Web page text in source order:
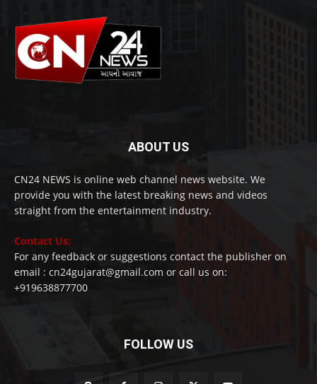
ABOUT US
CN24 NEWS is online web channel news website. We
provide you with the latest breaking news and videos
straight from the entertainment industry.
Contact Us:
For any feedback or suggestions contact the publisher on
email : cn24gujarat@gmail.com or call us on:
+919638877700
FOLLOW US